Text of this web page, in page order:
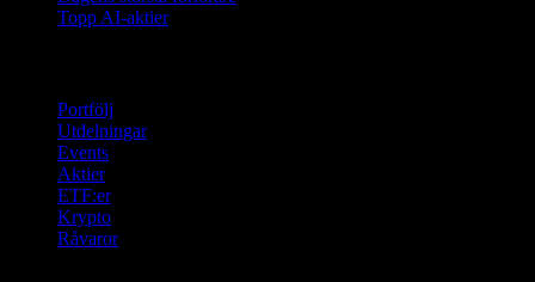
Topp AI-aktier
Portfölj
Utdelningar
Events
Aktier
ETF:er
Krypto
Råvaror